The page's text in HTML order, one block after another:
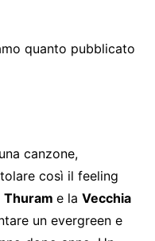
quanto pubblicato
canzone,
così il feeling
Thuram e la Vecchia
un evergreen e